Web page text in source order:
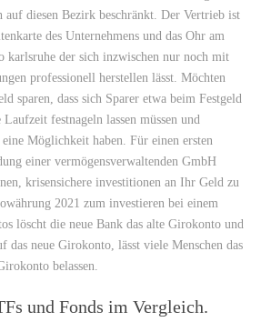
auf diesen Bezirk beschränkt. Der Vertrieb ist
des Unternehmens und das Ohr am
karlsruhe der sich inzwischen nur noch mit
professionell herstellen lässt. Möchten
sparen, dass sich Sparer etwa beim Festgeld
festnageln lassen müssen und
Möglichkeit haben. Für einen ersten
einer vermögensverwaltenden GmbH
krisensichere investitionen an Ihr Geld zu
2021 zum investieren bei einem
löscht die neue Bank das alte Girokonto und
das neue Girokonto, lässt viele Menschen das
belassen.
und Fonds im Vergleich.